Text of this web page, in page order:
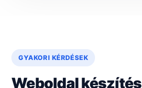
GYAKORI KÉRDÉSEK
Weboldal készítés